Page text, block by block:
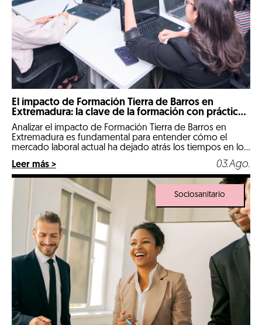
El impacto de Formación Tierra de Barros en
Extremadura: la clave de la formación con prácticas
reales
Analizar el impacto de Formación Tierra de Barros en
Extremadura es fundamental para entender cómo el
mercado laboral actual ha dejado atrás los tiempos en los
que un expediente puramente teórico abría las puertas
de las mejores empresas. Llegados a 2026, nos
encontramos en un escenario hipercompetitivo, marcado
por la digitalización de la industria y […]
Leer más > 03.Ago.
Sociosanitario